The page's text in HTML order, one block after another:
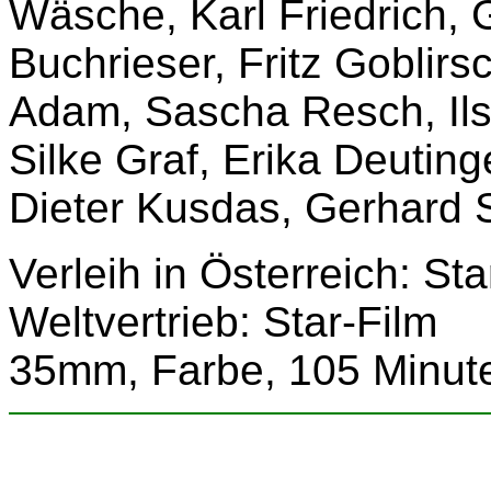
Wäsche, Karl Friedrich,
Buchrieser, Fritz
Adam, Sascha Resch,
Silke Graf, Erika
Dieter Kusdas, Gerhard
Verleih in Österreich:
Weltvertrieb: Star-Film
35mm, Farbe, 105